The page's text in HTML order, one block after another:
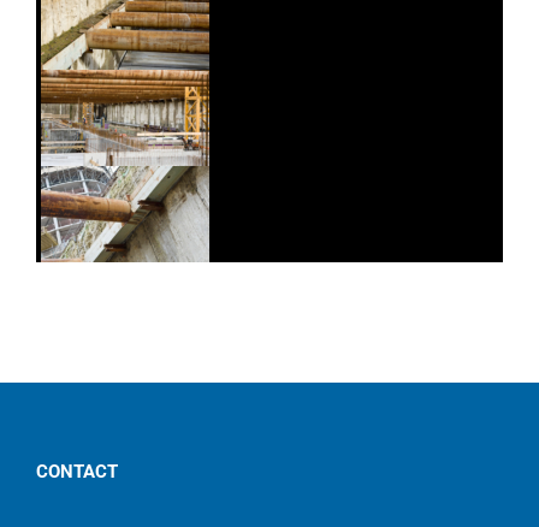
CONTACT